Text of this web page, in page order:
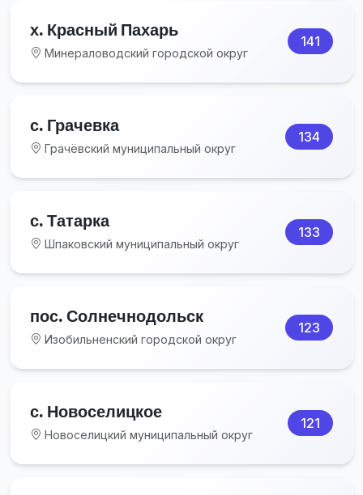
х. Красный Пахарь
Минераловодский городской округ
141
с. Грачевка
Грачёвский муниципальный округ
134
с. Татарка
Шпаковский муниципальный округ
133
пос. Солнечнодольск
Изобильненский городской округ
123
с. Новоселицкое
Новоселицкий муниципальный округ
121